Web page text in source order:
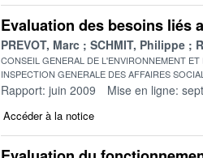
Evaluation des besoins liés
PREVOT, Marc SCHMIT, Philippe
CONSEIL GENERAL DE L'ENVIRONNEMENT
INSPECTION GENERALE DES AFFAIRES
Rapport: juin 2009 Mise en ligne:
Accéder à la notice